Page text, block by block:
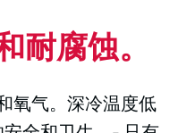
耐腐蚀。
氧气。深冷温度低